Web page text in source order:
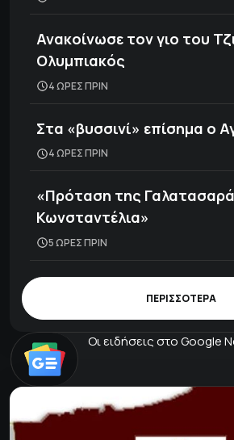
Ανακοίνωσε τον γιο του
Ολυμπιακός
4 ΩΡΕΣ ΠΡΙΝ
Στα «βυσσινί» επίσημα ο
4 ΩΡΕΣ ΠΡΙΝ
«Πρόταση της
Κωνσταντέλια»
5 ΩΡΕΣ ΠΡΙΝ
ΠΕΡΙΣΣΟΤΕΡΑ
Οι ειδήσεις στο Google